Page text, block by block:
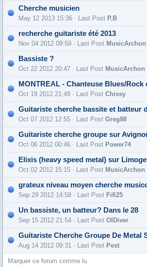
Cherche musicien
May 12 2013 15:36 · Last Post P.B
recherche guitariste été 2013
Nov 04 2012 09:59 · Last Post MusicArchon
Bassiste ?
Oct 22 2012 20:47 · Last Post MusicArchon
Oct 19 2012 21:49 · Last Post Chissy
Oct 07 2012 12:55 · Last Post Greg88
Guitariste cherche groupe sur
Oct 06 2012 00:46 · Last Post Power74
Oct 02 2012 15:15 · Last Post MusicArchon
Sep 29 2012 14:58 · Last Post Fifi25
Un bassiste, un batteur? Dans le 28
Sep 15 2012 21:54 · Last Post OlDiver
Aug 14 2012 09:31 · Last Post Pest
Marquer ce forum comme lu